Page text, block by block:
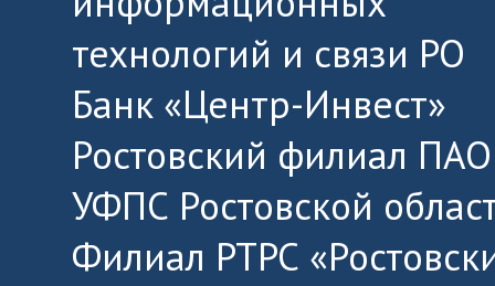
технологий и связи РО
Банк «Центр-Инвест»
Ростовский филиал
УФПС Ростовской
Филиал РТРС